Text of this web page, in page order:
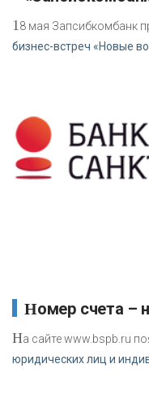
18 мая Запсибкомбанк
бизнес-встреч «Новые
Номер счета –
На сайте www.bspb.ru
юридических лиц и